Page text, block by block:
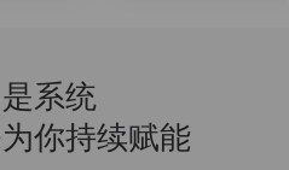
系统
你持续赋能